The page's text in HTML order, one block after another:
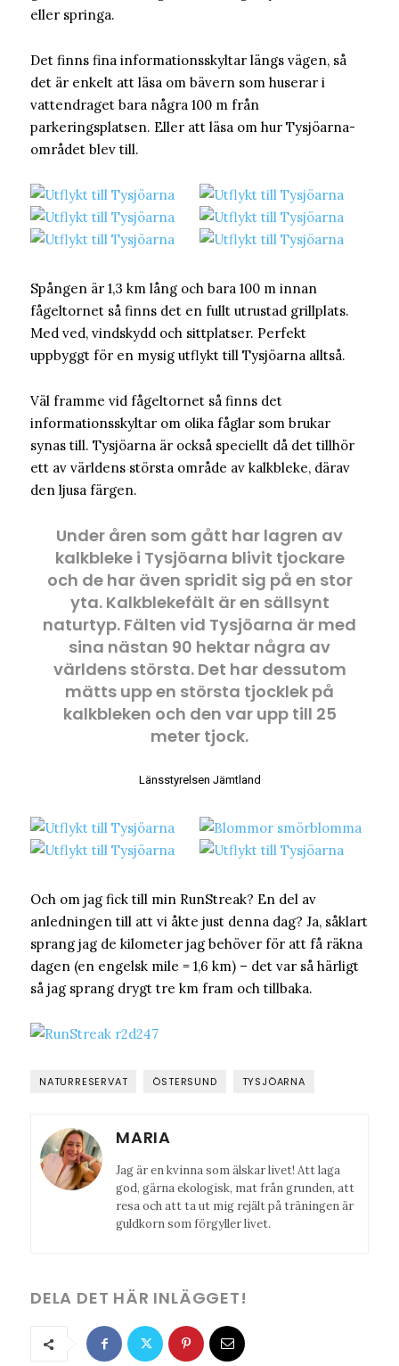
eller springa.
Det finns fina informationsskyltar längs vägen, så
det är enkelt att läsa om bävern som huserar i
vattendraget bara några 100 m från
parkeringsplatsen. Eller att läsa om hur Tysjöarna-
området blev till.
Spången är 1,3 km lång och bara 100 m innan
fågeltornet så finns det en fullt utrustad grillplats.
Med ved, vindskydd och sittplatser. Perfekt
uppbyggt för en mysig utflykt till Tysjöarna alltså.
Väl framme vid fågeltornet så finns det
informationsskyltar om olika fåglar som brukar
synas till. Tysjöarna är också speciellt då det tillhör
ett av världens största område av kalkbleke, därav
den ljusa färgen.
Under åren som gått har lagren av
kalkbleke i Tysjöarna blivit tjockare
och de har även spridit sig på en stor
yta. Kalkblekefält är en sällsynt
naturtyp. Fälten vid Tysjöarna är med
sina nästan 90 hektar några av
världens största. Det har dessutom
mätts upp en största tjocklek på
kalkbleken och den var upp till 25
meter tjock.
Länsstyrelsen Jämtland
Och om jag fick till min RunStreak? En del av
anledningen till att vi åkte just denna dag? Ja, såklart
sprang jag de kilometer jag behöver för att få räkna
dagen (en engelsk mile = 1,6 km) – det var så härligt
så jag sprang drygt tre km fram och tillbaka.
NATURRESERVAT ÖSTERSUND TYSJÖARNA
MARIA
Jag är en kvinna som älskar livet! Att laga
god, gärna ekologisk, mat från grunden, att
resa och att ta ut mig rejält på träningen är
guldkorn som förgyller livet.
DELA DET HÄR INLÄGGET!